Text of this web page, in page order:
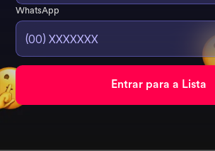
WhatsApp